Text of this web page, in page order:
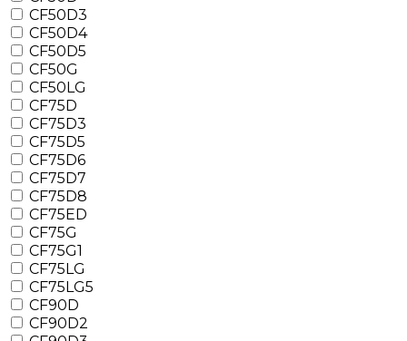
CF50D3
CF50D4
CF50D5
CF50G
CF50LG
CF75D
CF75D3
CF75D5
CF75D6
CF75D7
CF75D8
CF75ED
CF75G
CF75G1
CF75LG
CF75LG5
CF90D
CF90D2